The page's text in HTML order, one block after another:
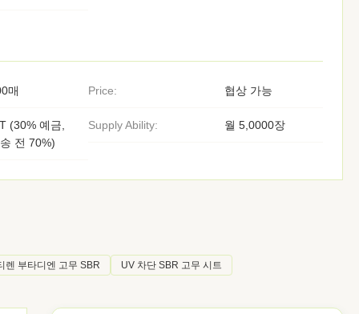
매 Price: 협상 가능
(30% 예금,
전 70%)
Supply Ability: 월 5,0000장
렌 부타디엔 고무 SBR UV 차단 SBR 고무 시트